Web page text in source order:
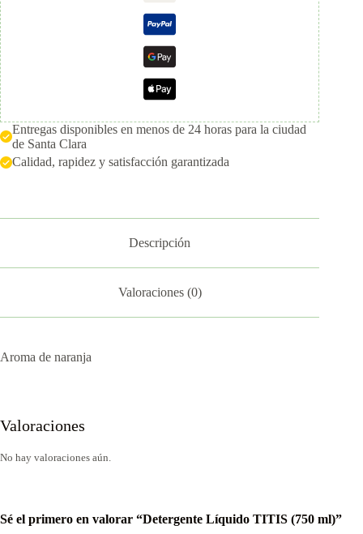
Entregas disponibles en menos de 24 horas para la ciudad
de Santa Clara
Calidad, rapidez y satisfacción garantizada
Descripción
Valoraciones (0)
Aroma de naranja
Valoraciones
No hay valoraciones aún.
Sé el primero en valorar “Detergente Líquido TITIS (750 ml)”